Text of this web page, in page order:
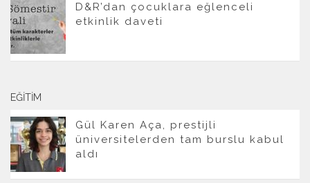
D&R’dan çocuklara eğlenceli
etkinlik daveti
EĞITIM
Gül Karen Aça, prestijli
üniversitelerden tam burslu kabul
aldı